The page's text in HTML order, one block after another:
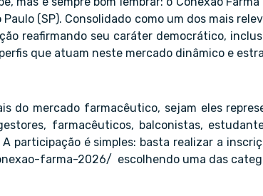
(SP). Consolidado como um dos mais
reafirmando seu caráter democrático,
que atuam neste mercado dinâmico e
do mercado farmacêutico, sejam eles
farmacêuticos, balconistas,
participação é simples: basta realizar a
farma-2026/ escolhendo uma das